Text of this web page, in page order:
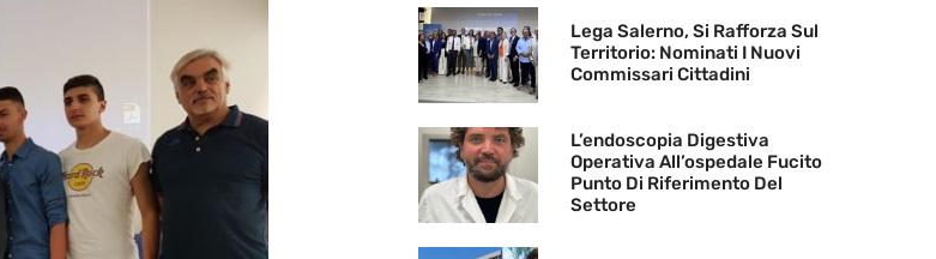
Lega Salerno, Si Rafforza Sul
Territorio: Nominati I Nuovi
Commissari Cittadini
L’endoscopia Digestiva
Operativa All’ospedale Fucito
Punto Di Riferimento Del
Settore